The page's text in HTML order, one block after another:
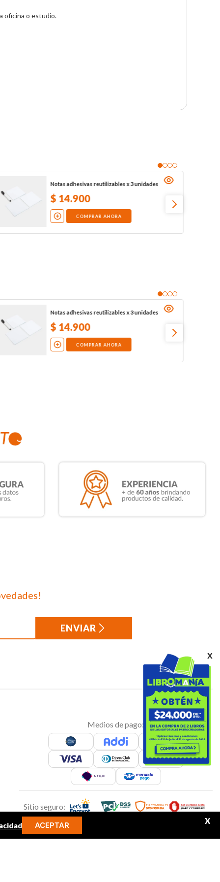
x
ACEPTAR X
oficina o estudio.
Notas adhesivas reutilizables x 3 unidades
$ 14.900
COMPRAR AHORA
Notas adhesivas reutilizables x 3 unidades
$ 14.900
COMPRAR AHORA
ENVIAR
Medios de pago:
Sitio seguro: